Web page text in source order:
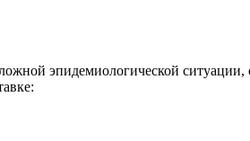
эпидемиологической